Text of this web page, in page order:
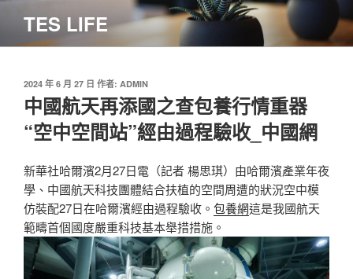
主
TES LIFE
發
於
2024 年 6 月 27 日 作者: ADMIN
中國航天再添國之查包養行情重器
“空中空間站”經由過程驗收_中國網
新華社哈爾濱2月27日電（記者 楊思琪）由哈爾濱產業年夜
學、中國航天科技團體結合扶植的空間周遭的狀況空中模
仿裝配27日在哈爾濱經由過程驗收。 包養網這是我國航天
範疇首個國度嚴重科技基本舉措措施。